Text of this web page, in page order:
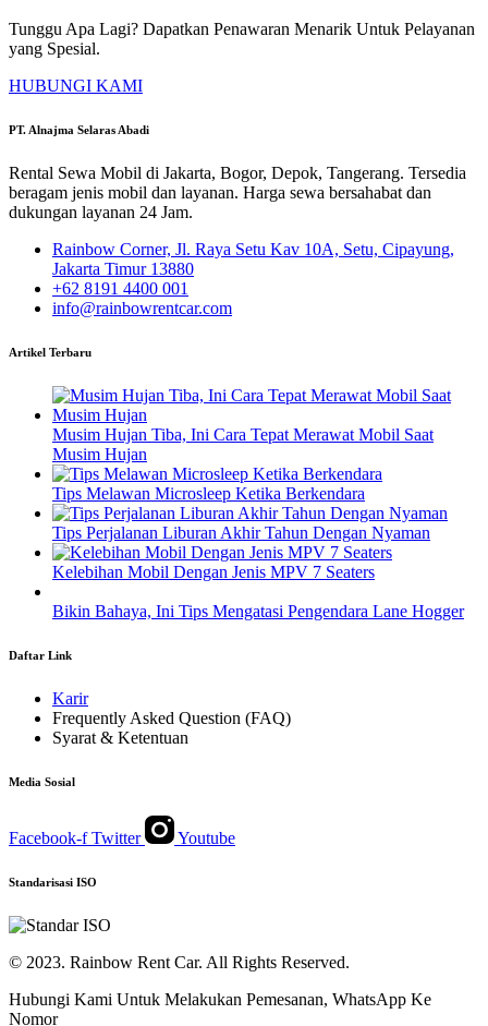
Tunggu Apa Lagi? Dapatkan Penawaran Menarik Untuk Pelayanan
yang Spesial.
HUBUNGI KAMI
PT. Alnajma Selaras Abadi
Rental Sewa Mobil di Jakarta, Bogor, Depok, Tangerang. Tersedia
beragam jenis mobil dan layanan. Harga sewa bersahabat dan
dukungan layanan 24 Jam.
Rainbow Corner, Jl. Raya Setu Kav 10A, Setu, Cipayung,
Jakarta Timur 13880
+62 8191 4400 001
info@rainbowrentcar.com
Artikel Terbaru
Musim Hujan Tiba, Ini Cara Tepat Merawat Mobil Saat
Musim Hujan
Tips Melawan Microsleep Ketika Berkendara
Tips Perjalanan Liburan Akhir Tahun Dengan Nyaman
Kelebihan Mobil Dengan Jenis MPV 7 Seaters
Bikin Bahaya, Ini Tips Mengatasi Pengendara Lane Hogger
Daftar Link
Karir
Frequently Asked Question (FAQ)
Syarat & Ketentuan
Media Sosial
Facebook-f Twitter Youtube
Standarisasi ISO
© 2023. Rainbow Rent Car. All Rights Reserved.
Hubungi Kami Untuk Melakukan Pemesanan, WhatsApp Ke
Nomor